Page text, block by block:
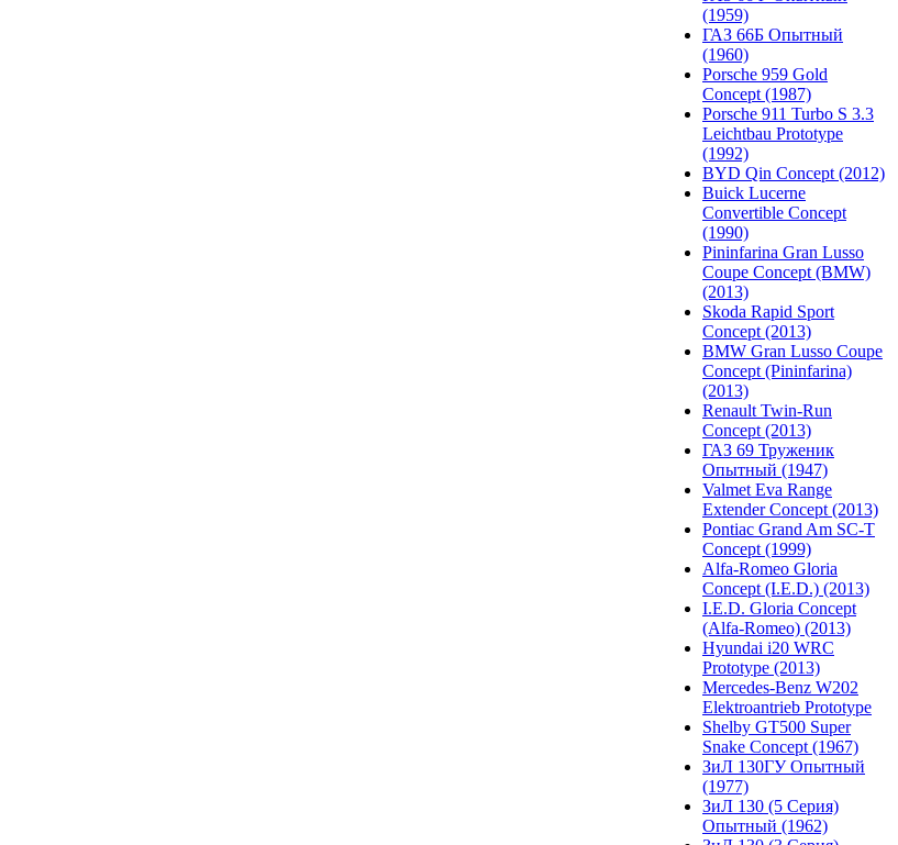
(1959)
ГАЗ 66Б Опытный
(1960)
Porsche 959 Gold
Concept (1987)
Porsche 911 Turbo S 3.3
Leichtbau Prototype
(1992)
BYD Qin Concept (2012)
Buick Lucerne
Convertible Concept
(1990)
Pininfarina Gran Lusso
Coupe Concept (BMW)
(2013)
Skoda Rapid Sport
Concept (2013)
BMW Gran Lusso Coupe
Concept (Pininfarina)
(2013)
Renault Twin-Run
Concept (2013)
ГАЗ 69 Труженик
Опытный (1947)
Valmet Eva Range
Extender Concept (2013)
Pontiac Grand Am SC-T
Concept (1999)
Alfa-Romeo Gloria
Concept (I.E.D.) (2013)
I.E.D. Gloria Concept
(Alfa-Romeo) (2013)
Hyundai i20 WRC
Prototype (2013)
Mercedes-Benz W202
Elektroantrieb Prototype
Shelby GT500 Super
Snake Concept (1967)
ЗиЛ 130ГУ Опытный
(1977)
ЗиЛ 130 (5 Серия)
Опытный (1962)